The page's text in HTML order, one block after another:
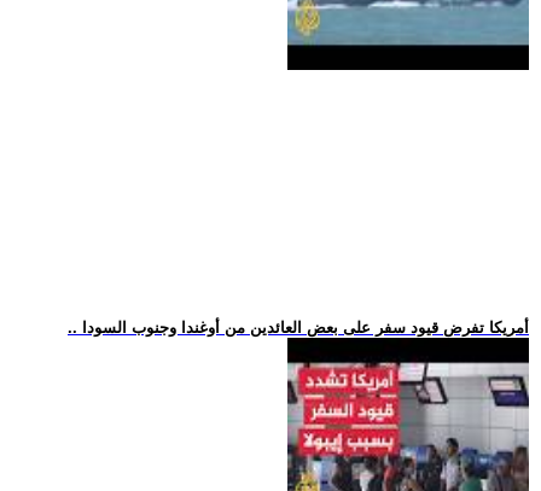
.. أمريكا تفرض قيود سفر على بعض العائدين من أوغندا وجنوب السودا